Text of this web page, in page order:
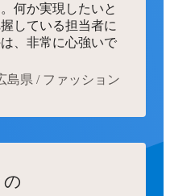
何か実現したいと
している担当者に
、非常に心強いで
島県 / ファッション